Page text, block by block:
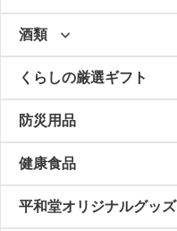
酒類
くらしの厳選ギフト
防災用品
健康食品
平和堂オリジナルグッズ